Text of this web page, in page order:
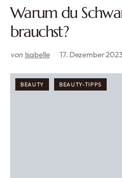
Warum du
brauchst?
von Isabelle 17. Dezember
BEAUTY BEAUTY-TIPPS